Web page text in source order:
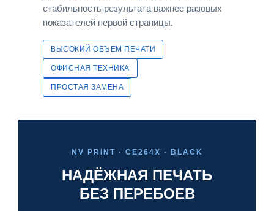
стабильность результата важнее разовых
показателей первой страницы.
ВЫСОКИЙ ОБЪЁМ ПЕЧАТИ
ОФИСНАЯ ТЕХНИКА
ПРОСТАЯ ЗАМЕНА
NV PRINT · CE264X · BLACK
НАДЁЖНАЯ ПЕЧАТЬ
БЕЗ ПЕРЕБОЕВ